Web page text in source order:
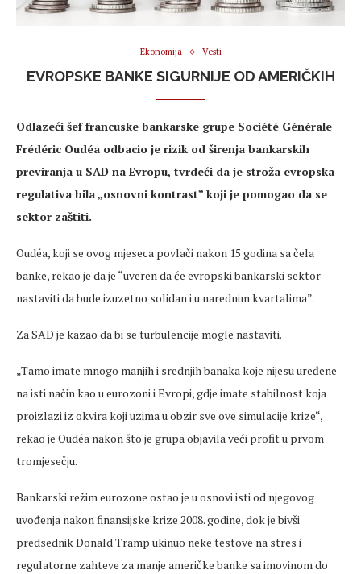
Ekonomija Vesti
EVROPSKE BANKE SIGURNIJE OD AMERIČKIH
Odlazeći šef francuske bankarske grupe Société Générale
Frédéric Oudéa odbacio je rizik od širenja bankarskih
previranja u SAD na Evropu, tvrdeći da je stroža evropska
regulativa bila „osnovni kontrast” koji je pomogao da se
sektor zaštiti.
Oudéa, koji se ovog mjeseca povlači nakon 15 godina sa čela
banke, rekao je da je “uveren da će evropski bankarski sektor
nastaviti da bude izuzetno solidan i u narednim kvartalima”.
Za SAD je kazao da bi se turbulencije mogle nastaviti.
„Tamo imate mnogo manjih i srednjih banaka koje nijesu uređene
na isti način kao u eurozoni i Evropi, gdje imate stabilnost koja
proizlazi iz okvira koji uzima u obzir sve ove simulacije krize“,
rekao je Oudéa nakon što je grupa objavila veći profit u prvom
tromjesečju.
Bankarski režim eurozone ostao je u osnovi isti od njegovog
uvođenja nakon finansijske krize 2008. godine, dok je bivši
predsednik Donald Tramp ukinuo neke testove na stres i
regulatorne zahteve za manje američke banke sa imovinom do